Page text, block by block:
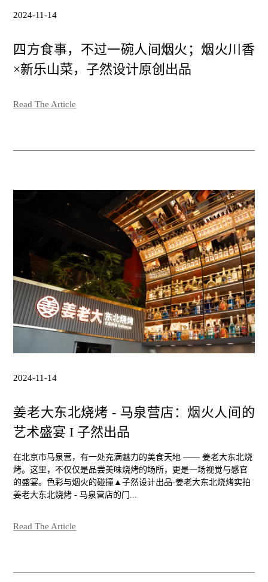
2024-11-14
四方食事，不过一碗人间烟火；烟火川香
×新乐山菜，子然设计原创出品
Read The Article
2024-11-14
姜老大东北烧烤 - 马泉营店：烟火人间的
艺术盛宴 I 子然出品
在北京市马泉营，有一处充满魅力的美食天地 —— 姜老大东北烧
烤。这里，不仅仅是品尝美味烧烤的场所，更是一场视觉与感官
的盛宴。色彩与烟火的碰撞▲子然设计出品-姜老大东北烧烤实拍
姜老大东北烧烤 - 马泉营店的门...
Read The Article